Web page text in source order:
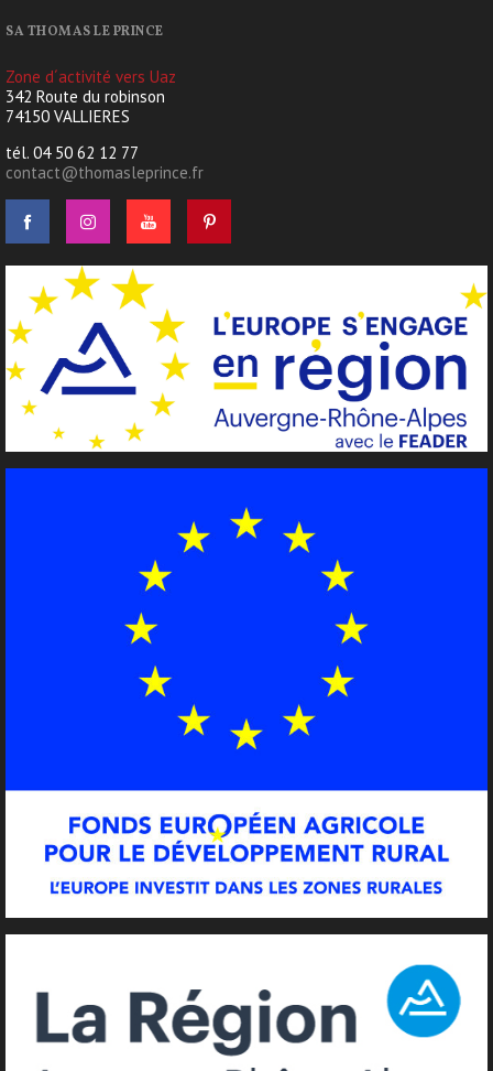
SA THOMAS LE PRINCE
Zone d´activité vers Uaz
342 Route du robinson
74150 VALLIERES
tél. 04 50 62 12 77
contact@thomasleprince.fr